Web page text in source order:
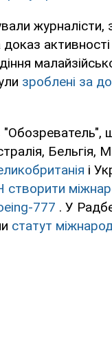
журналісти,
активності
зроблені за
Бельгія,
і
створити
777 . У
статут